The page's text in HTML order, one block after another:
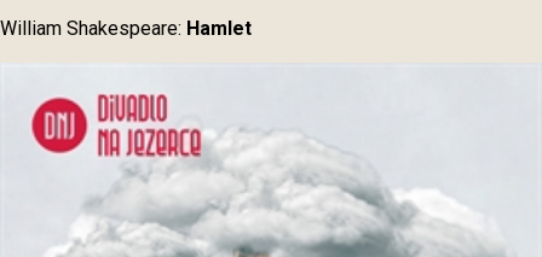
William Shakespeare: Hamlet